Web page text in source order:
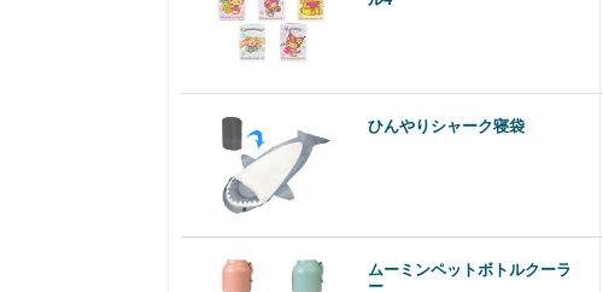
ひんやりシャーク寝袋
ムーミンペットボトルクーラ
ー